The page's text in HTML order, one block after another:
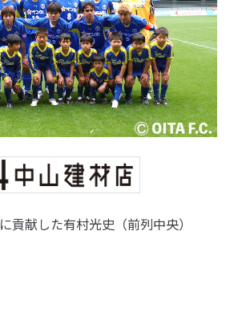
貢献した有村光史（前列中央）